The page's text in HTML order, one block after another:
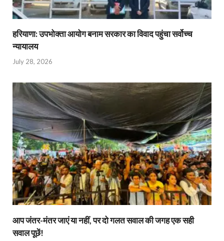
हरियाणा: उपभोक्ता आयोग बनाम सरकार का विवाद पहुंचा सर्वोच्च
न्यायालय
July 28, 2026
आप जंतर-मंतर जाएं या नहीं, पर दो गलत सवाल की जगह एक सही
सवाल पूछें!